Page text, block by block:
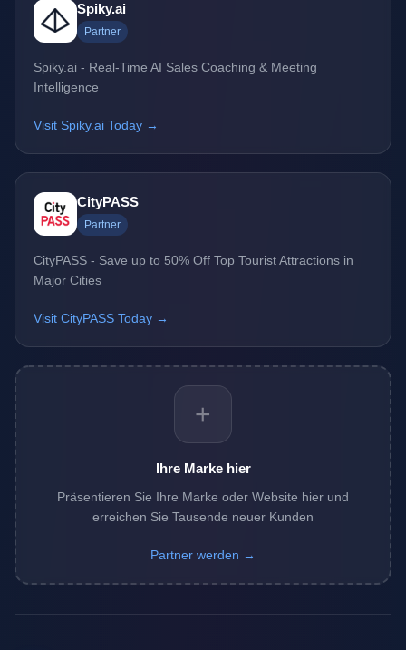
Spiky.ai
Partner
Spiky.ai - Real-Time AI Sales Coaching & Meeting
Intelligence
Visit Spiky.ai Today →
CityPASS
Partner
CityPASS - Save up to 50% Off Top Tourist Attractions in
Major Cities
Visit CityPASS Today →
+
Ihre Marke hier
Präsentieren Sie Ihre Marke oder Website hier und
erreichen Sie Tausende neuer Kunden
Partner werden →